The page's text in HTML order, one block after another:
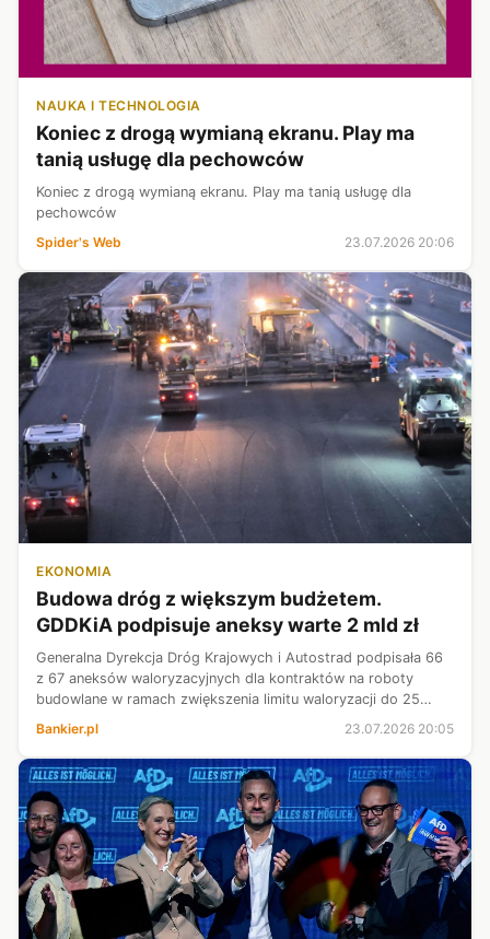
NAUKA I TECHNOLOGIA
Koniec z drogą wymianą ekranu. Play ma
tanią usługę dla pechowców
Koniec z drogą wymianą ekranu. Play ma tanią usługę dla
pechowców
Spider's Web
23.07.2026 20:06
EKONOMIA
Budowa dróg z większym budżetem.
GDDKiA podpisuje aneksy warte 2 mld zł
Generalna Dyrekcja Dróg Krajowych i Autostrad podpisała 66
z 67 aneksów waloryzacyjnych dla kontraktów na roboty
budowlane w ramach zwiększenia limitu waloryzacji do 25
proc. Z tego tytułu do 21 firm lub konsorcjów trafi ok. 2 mld zł
- poinformowała ...
Bankier.pl 23.07.2026 20:05